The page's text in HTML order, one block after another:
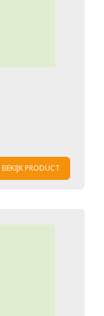
BEKIJK PRODUCT